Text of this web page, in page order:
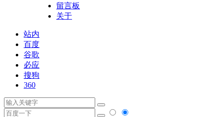
留言板
关于
站内
百度
谷歌
必应
搜狗
360